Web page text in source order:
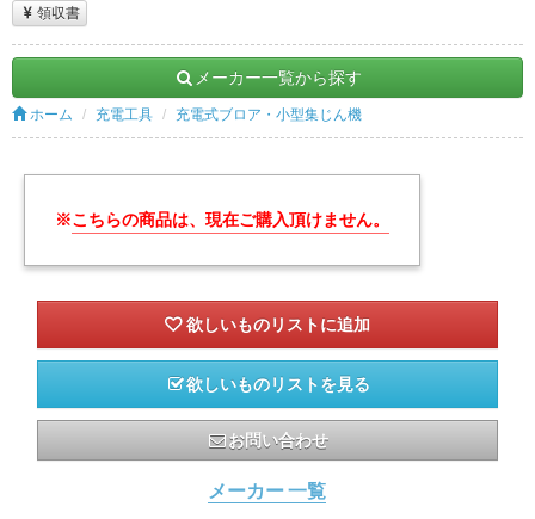
領収書
メーカー一覧から探す
ホーム 充電工具 充電式ブロア・小型集じん機
※こちらの商品は、現在ご購入頂けません。
欲しいものリストを見る
お問い合わせ
メーカー 一覧